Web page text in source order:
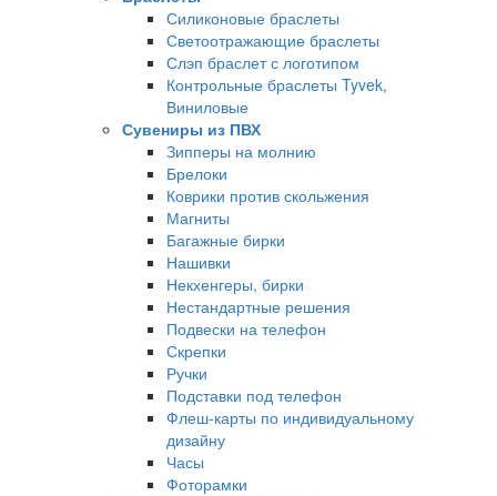
Силиконовые браслеты
Светоотражающие браслеты
Слэп браслет с логотипом
Контрольные браслеты Tyvek,
Виниловые
Сувениры из ПВХ
Зипперы на молнию
Брелоки
Коврики против скольжения
Магниты
Багажные бирки
Нашивки
Некхенгеры, бирки
Нестандартные решения
Подвески на телефон
Скрепки
Ручки
Подставки под телефон
Флеш-карты по индивидуальному
дизайну
Часы
Фоторамки